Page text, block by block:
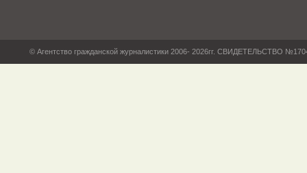
© Агентство гражданской журналистики 2006- 2026гг. СВИДЕТЕЛЬСТВО